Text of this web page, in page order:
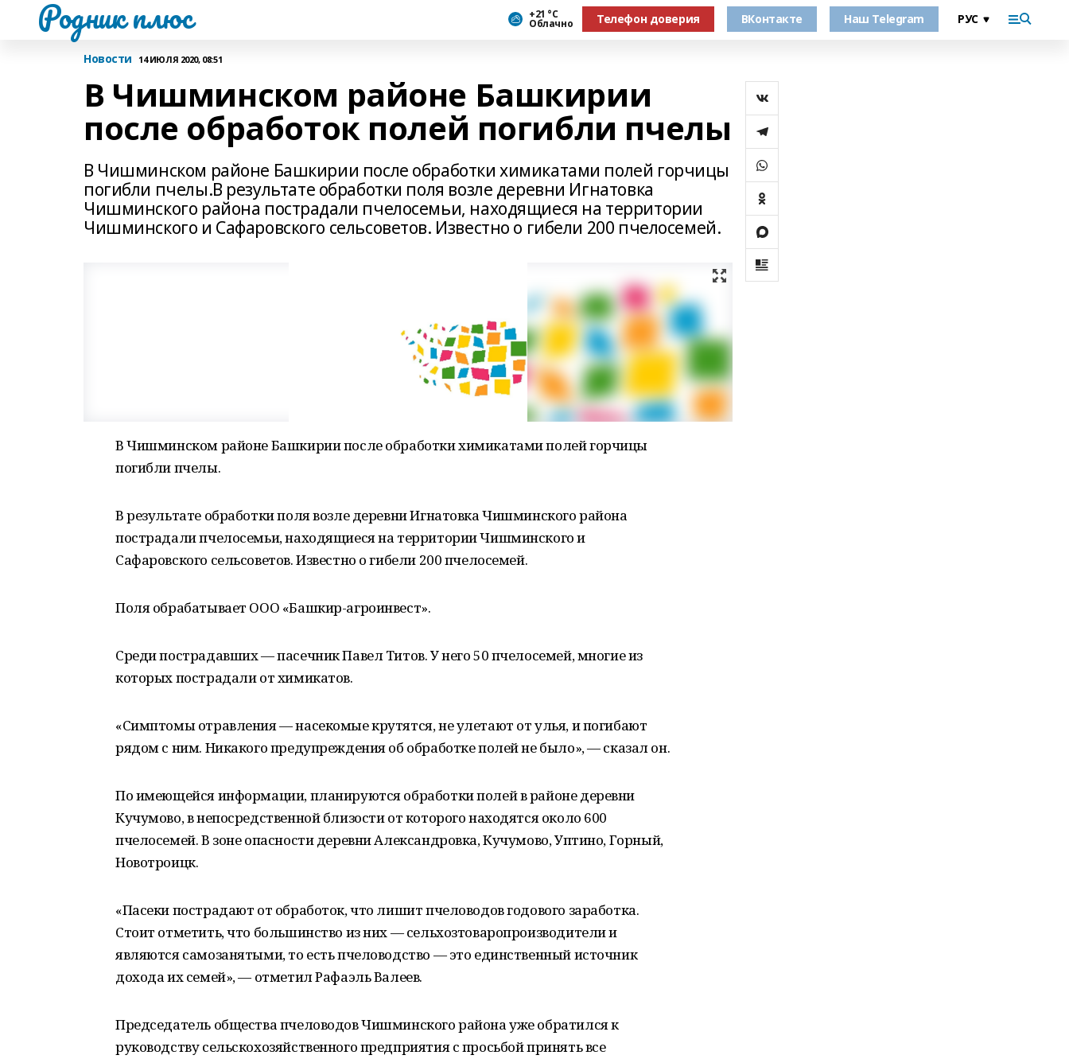
Родник плюс +21 °С
Облачно Телефон доверия ВКонтакте Наш Telegram
Новости 14 ИЮЛЯ 2020, 08:51
В Чишминском районе Башкирии
после обработок полей погибли пчелы
В Чишминском районе Башкирии после обработки химикатами полей горчицы
погибли пчелы.В результате обработки поля возле деревни Игнатовка
Чишминского района пострадали пчелосемьи, находящиеся на территории
Чишминского и Сафаровского сельсоветов. Известно о гибели 200 пчелосемей.
В Чишминском районе Башкирии после обработки химикатами полей горчицы
погибли пчелы.
В результате обработки поля возле деревни Игнатовка Чишминского района
пострадали пчелосемьи, находящиеся на территории Чишминского и
Сафаровского сельсоветов. Известно о гибели 200 пчелосемей.
Поля обрабатывает ООО «Башкир-агроинвест».
Среди пострадавших — пасечник Павел Титов. У него 50 пчелосемей, многие из
которых пострадали от химикатов.
«Симптомы отравления — насекомые крутятся, не улетают от улья, и погибают
рядом с ним. Никакого предупреждения об обработке полей не было», — сказал он.
По имеющейся информации, планируются обработки полей в районе деревни
Кучумово, в непосредственной близости от которого находятся около 600
пчелосемей. В зоне опасности деревни Александровка, Кучумово, Уптино, Горный,
Новотроицк.
«Пасеки пострадают от обработок, что лишит пчеловодов годового заработка.
Стоит отметить, что большинство из них — сельхозтоваропроизводители и
являются самозанятыми, то есть пчеловодство — это единственный источник
дохода их семей», — отметил Рафаэль Валеев.
Председатель общества пчеловодов Чишминского района уже обратился к
руководству сельскохозяйственного предприятия с просьбой принять все